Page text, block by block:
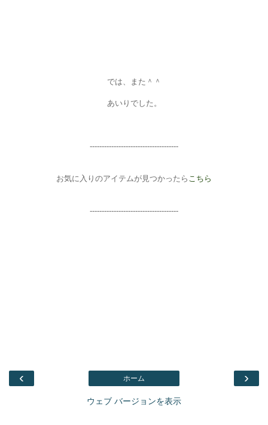
では、また＾＾
あいりでした。
-------------------------------------
お気に入りのアイテムが見つかったら こちら
-------------------------------------
‹ ›
ホーム
ウェブ バージョンを表示